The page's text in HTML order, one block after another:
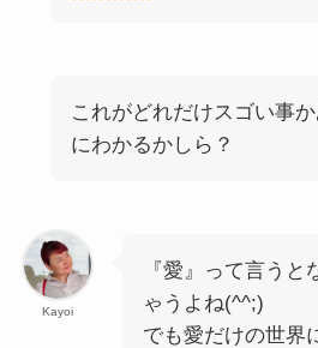
これがどれだけスゴい事
にわかるかしら？
Kayoi
『愛』って言うと
ゃうよね(^^;)
でも愛だけの世界